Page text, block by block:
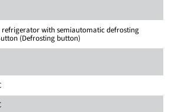
refrigerator with semiautomatic defrosting
(Defrosting button)